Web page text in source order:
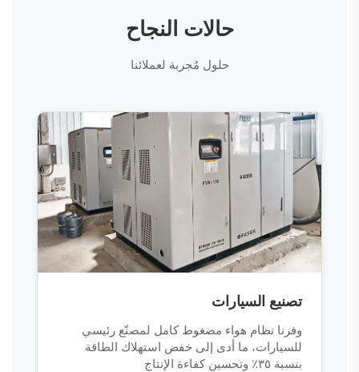
حالات النجاح
حلول مُجربة لعملائنا
تصنيع السيارات
وفرنا نظام هواء مضغوط كامل لمصنّع رئيسي
للسيارات، ما أدى إلى خفض استهلاك الطاقة
بنسبة ٣٥٪ وتحسين كفاءة الإنتاج